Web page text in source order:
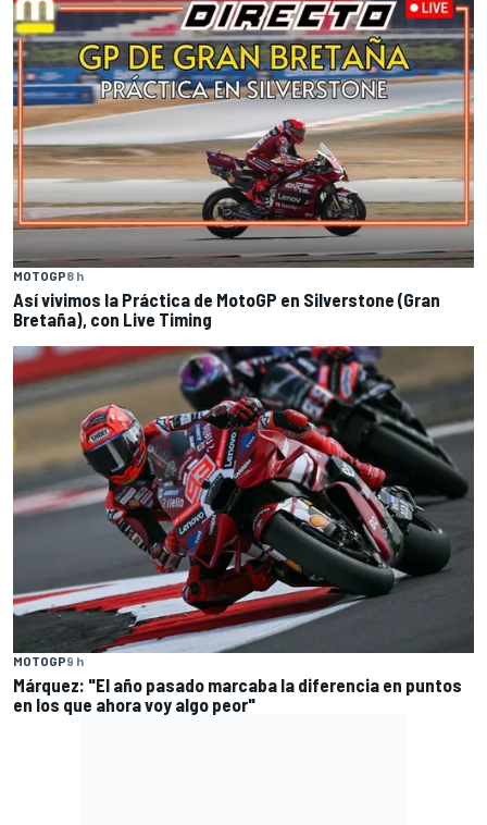
MOTOGP8 h
Así vivimos la Práctica de MotoGP en Silverstone (Gran
Bretaña), con Live Timing
MOTOGP9 h
Márquez: "El año pasado marcaba la diferencia en puntos
en los que ahora voy algo peor"